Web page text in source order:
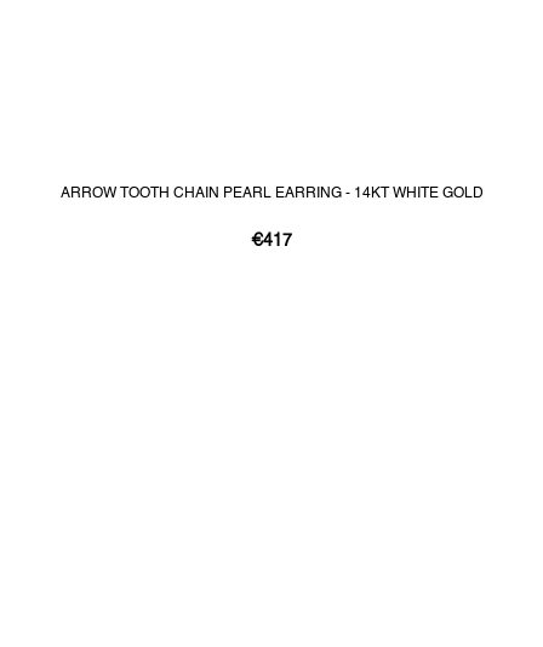
ARROW TOOTH CHAIN PEARL EARRING - 14KT WHITE GOLD
€417